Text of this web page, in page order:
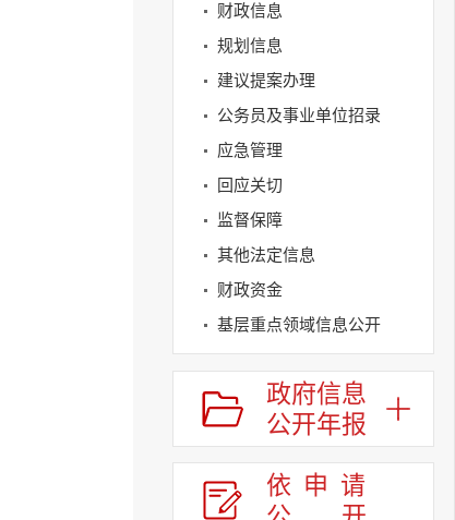
财政信息
规划信息
建议提案办理
公务员及事业单位招录
应急管理
回应关切
监督保障
其他法定信息
财政资金
基层重点领域信息公开
政府信息
公开年报
依申请